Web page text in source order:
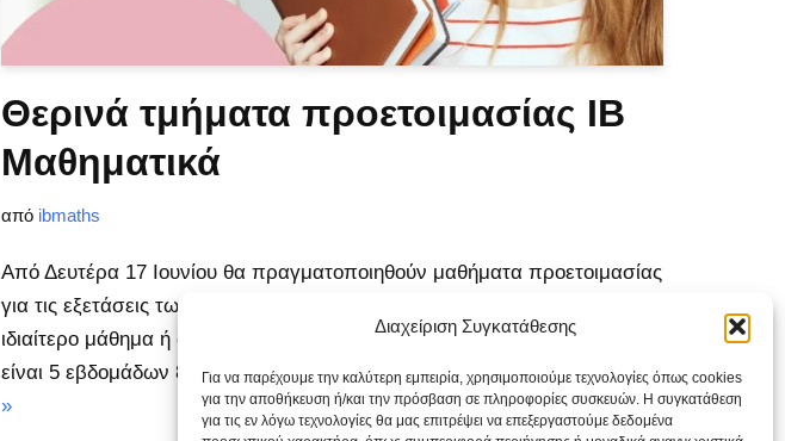
Διαχείριση Συγκατάθεσης
Για να παρέχουμε την καλύτερη εμπειρία, χρησιμοποιούμε τεχνολογίες όπως cookies
για την αποθήκευση ή/και την πρόσβαση σε πληροφορίες συσκευών. Η συγκατάθεση
για τις εν λόγω τεχνολογίες θα μας επιτρέψει να επεξεργαστούμε δεδομένα
Θερινά τμήματα προετοιμασίας IB
Μαθηματικά
από ibmaths
Από Δευτέρα 17 Ιουνίου θα πραγματοποιηθούν μαθήματα προετοιμασίας
για τις εξετάσεις των μαθηματικών IB. Υπάρχει η δυνατότητα για
ιδιαίτερο μάθημα ή συμμετοχή σε τριμελές group. Tα μαθήματα σε group
είναι 5 εβδομάδων 8 ώρες ανά εβδομάδα. Η ύλη που θα…Περισσότερα
»